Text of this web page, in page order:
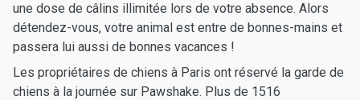
une dose de câlins illimitée lors de votre absence. Alors
détendez-vous, votre animal est entre de bonnes-mains et
passera lui aussi de bonnes vacances !
Les propriétaires de chiens à Paris ont réservé la garde de
chiens à la journée sur Pawshake. Plus de 1516